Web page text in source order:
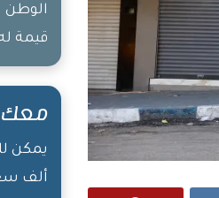
الوطن
قيمة
معك
ألف